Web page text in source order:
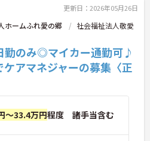
更新日：2026年05月26日
ホームふれ愛の郷
社会福祉法人敬愛
勤のみ◎マイカー通勤可♪
アマネジャーの募集〈正
～33.4万円程度 諸手当含む